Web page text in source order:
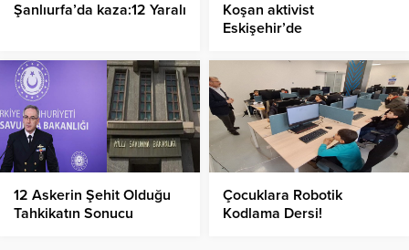
Şanlıurfa’da kaza:12 Yaralı
Koşan aktivist
Eskişehir’de
12 Askerin Şehit Olduğu
Tahkikatın Sonucu
Çocuklara Robotik
Kodlama Dersi!